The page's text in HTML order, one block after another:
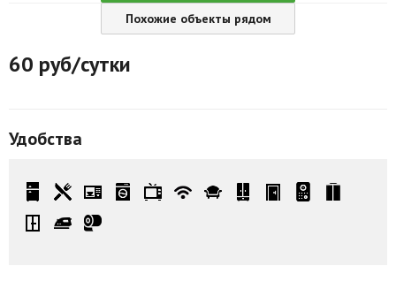
Способы оплатыПохожие объекты рядом
60 руб/сутки
Удобства